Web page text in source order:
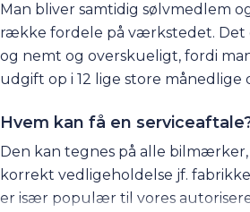
Man bliver samtidig sølvmedlem
række fordele på værkstedet. Det
og nemt og overskueligt, fordi
udgift op i 12 lige store månedlige
Hvem kan få en
Den kan tegnes på alle bilmærker,
korrekt vedligeholdelse jf.
er især populær til vores